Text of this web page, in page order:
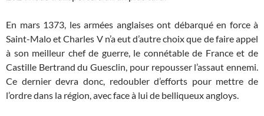
En mars 1373, les armées anglaises ont débarqué en force à
Saint-Malo et Charles V n’a eut d’autre choix que de faire appel
à son meilleur chef de guerre, le connétable de France et de
Castille Bertrand du Guesclin, pour repousser l’assaut ennemi.
Ce dernier devra donc, redoubler d’efforts pour mettre de
l’ordre dans la région, avec face à lui de belliqueux angloys.